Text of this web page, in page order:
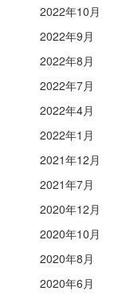
2022年10月
2022年9月
2022年8月
2022年7月
2022年4月
2022年1月
2021年12月
2021年7月
2020年12月
2020年10月
2020年8月
2020年6月